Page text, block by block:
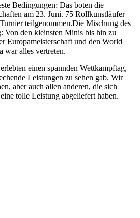
Bedingungen: Das boten die
am 23. Juni. 75 Rollkunstläufer
teilgenommen.Die Mischung des
Von den kleinsten Minis bis hin zu
Europameisterschaft und den World
war alles vertreten.
einen spannden Wettkampftag,
Leistungen zu sehen gab. Wir
aber auch allen anderen, die sich
tolle Leistung abgeliefert haben.